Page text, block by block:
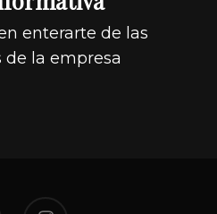
enterarte de las
de la empresa